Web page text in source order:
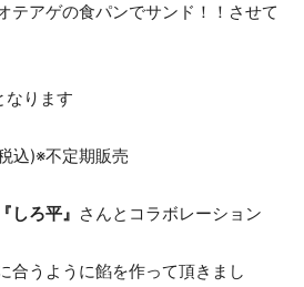
テアゲの食パンでサンド！！させて
なります
込)※不定期販売
『しろ平』 さんとコラボレーション
合うように餡を作って頂きまし